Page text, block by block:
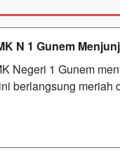
N 1 Gunem
Negeri 1 Gunem
berlangsung meriah